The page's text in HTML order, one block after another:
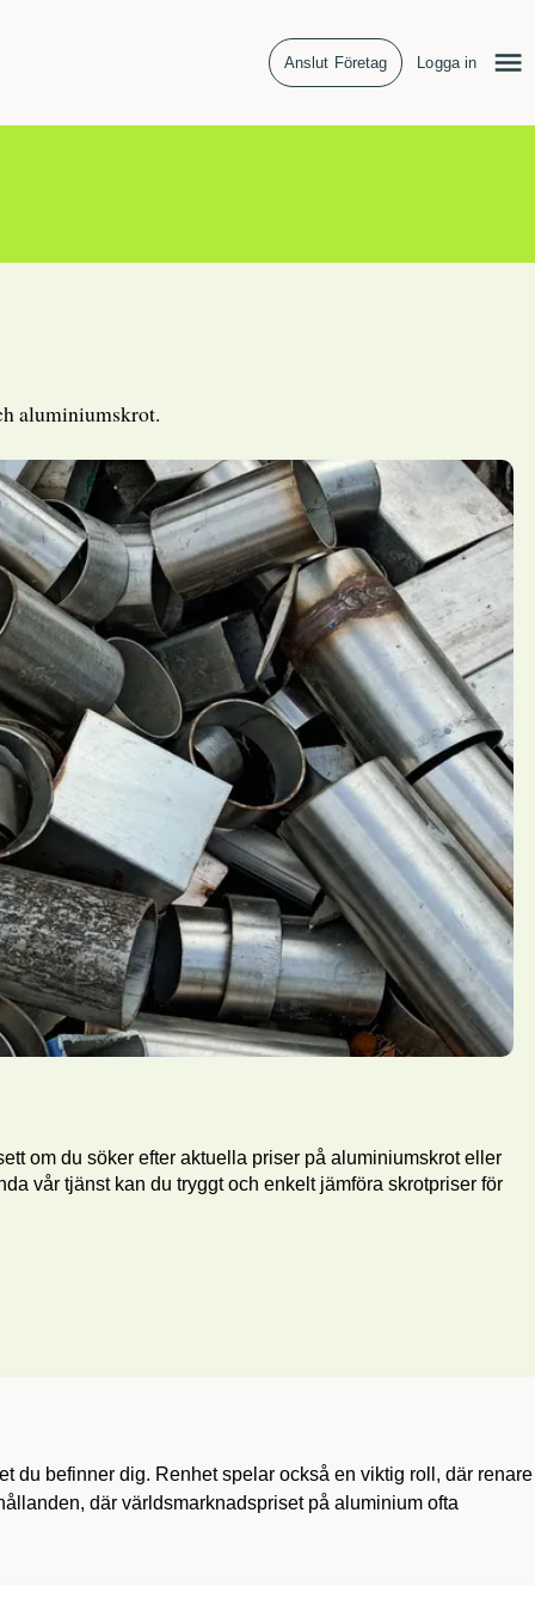
Anslut Företag Logga in
aluminiumskrot.
om du söker efter aktuella priser på aluminiumskrot eller
vår tjänst kan du tryggt och enkelt jämföra skrotpriser för
du befinner dig. Renhet spelar också en viktig roll, där renare
där världsmarknadspriset på aluminium ofta